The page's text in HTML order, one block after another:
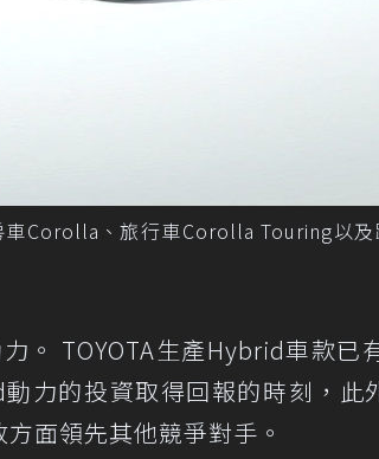
Corolla、旅行車Corolla Touring以及
。 TOYOTA生產Hybrid車款已
力的投資取得回報的時刻，此
面領先其他競爭對手。